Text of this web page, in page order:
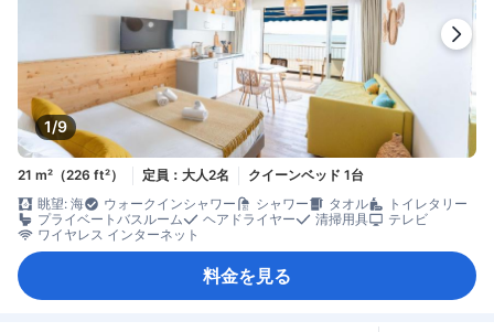
1/9
21 m²（226 ft²） 定員：大人2名
クイーンベッド 1台
眺望: 海
ウォークインシャワー シャワー タオル
トイレタリー
プライベートバスルーム
ヘアドライヤー 清掃用具
テレビ
ワイヤレス インターネット
料金を見る